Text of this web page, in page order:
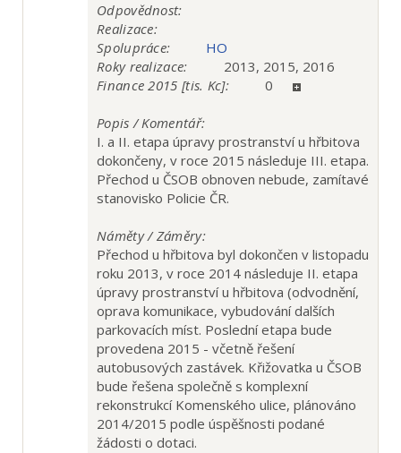
Odpovědnost:
Realizace:
Spolupráce:
HO
Roky realizace:
2013, 2015, 2016
Finance 2015 [tis. Kc]:
0
Popis / Komentář:
I. a II. etapa úpravy prostranství u hřbitova
dokončeny, v roce 2015 následuje III. etapa.
Přechod u ČSOB obnoven nebude, zamítavé
stanovisko Policie ČR.
Náměty / Záměry:
Přechod u hřbitova byl dokončen v listopadu
roku 2013, v roce 2014 následuje II. etapa
úpravy prostranství u hřbitova (odvodnění,
oprava komunikace, vybudování dalších
parkovacích míst. Poslední etapa bude
provedena 2015 - včetně řešení
autobusových zastávek. Křižovatka u ČSOB
bude řešena společně s komplexní
rekonstrukcí Komenského ulice, plánováno
2014/2015 podle úspěšnosti podané
žádosti o dotaci.